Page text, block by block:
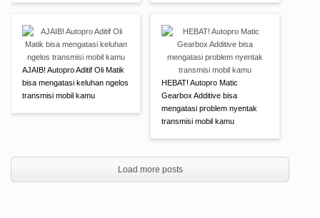
AJAIB! Autopro Aditif Oli Matik
bisa mengatasi keluhan ngelos
transmisi mobil kamu
HEBAT! Autopro Matic
Gearbox Additive bisa
mengatasi problem nyentak
transmisi mobil kamu
Load more posts